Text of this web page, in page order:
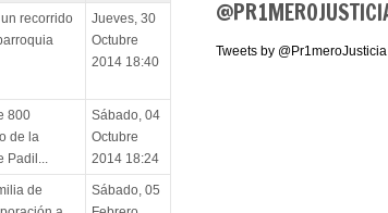
recorrido
Jueves, 30
Octubre
2014 18:40
800
de la
Padil...
Sábado, 04
Octubre
2014 18:24
de
Sábado, 05
Tweets by @Pr1meroJusticia